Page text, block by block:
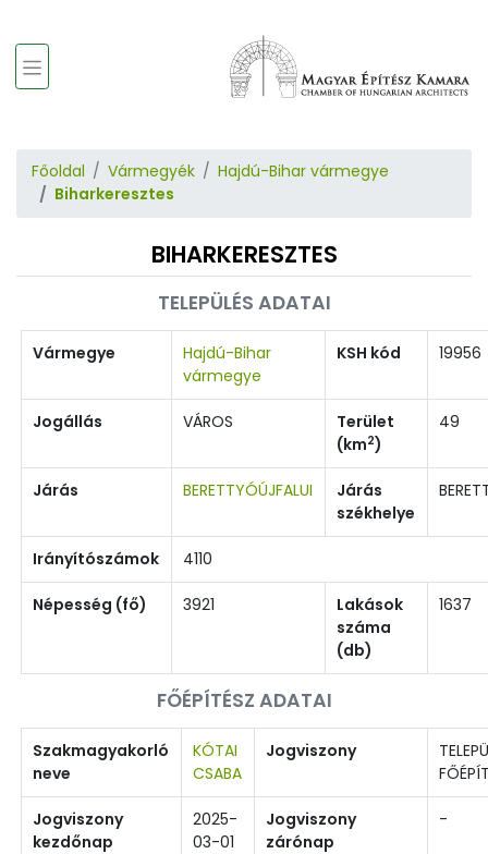
Főoldal Vármegyék
Hajdú-Bihar vármegye
Biharkeresztes
BIHARKERESZTES
TELEPÜLÉS ADATAI
Vármegye
Hajdú-Bihar
vármegye
KSH kód 19956
Jogállás VÁROS
Terület
(km2)
49
Járás BERETTYÓÚJFALUI
Járás
székhelye
Irányítószámok 4110
Népesség (fő) 3921
Lakások
száma
(db)
1637
FŐÉPÍTÉSZ ADATAI
Szakmagyakorló
neve
KÓTAI
CSABA
Jogviszony
Jogviszony
kezdőnap
2025-
03-01
Jogviszony
zárónap
-